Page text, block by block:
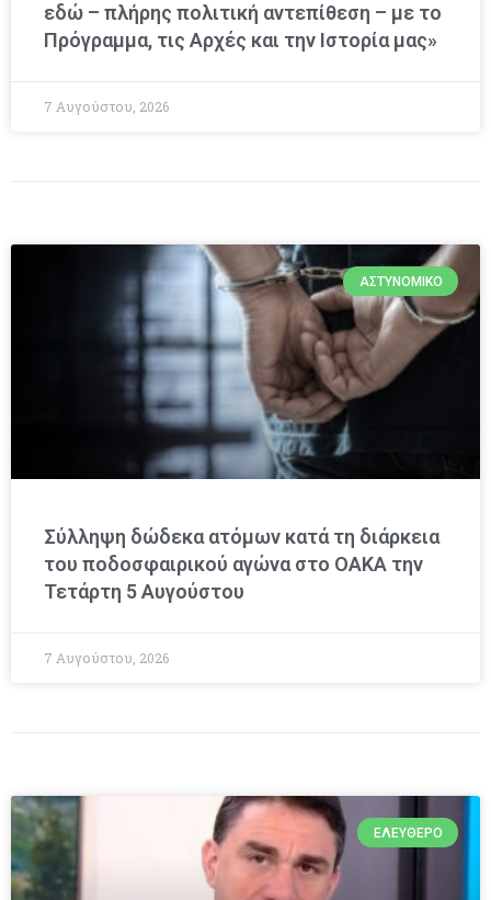
εδώ – πλήρης πολιτική αντεπίθεση – με το
Πρόγραμμα, τις Αρχές και την Ιστορία μας»
7 Αυγούστου, 2026
ΑΣΤΥΝΟΜΙΚΌ
Σύλληψη δώδεκα ατόμων κατά τη διάρκεια
του ποδοσφαιρικού αγώνα στο ΟΑΚΑ την
Τετάρτη 5 Αυγούστου
7 Αυγούστου, 2026
ΕΛΕΎΘΕΡΟ